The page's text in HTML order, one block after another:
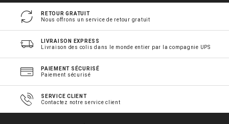
RETOUR GRATUIT
Nous offrons un service de retour gratuit
LIVRAISON EXPRESS
Livraison des colis dans le monde entier par la compagnie UPS
PAIEMENT SÉCURISÉ
Paiement sécurisé
SERVICE CLIENT
Contactez notre service client